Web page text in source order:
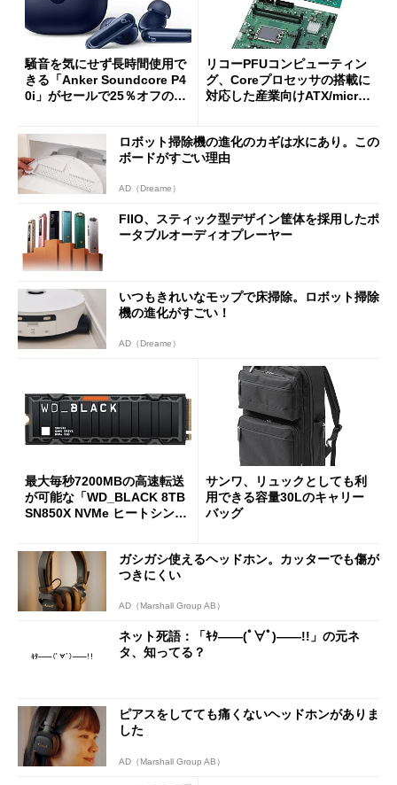
騒音を気にせず長時間使用で
きる「Anker Soundcore P4
0i」がセールで25％オフの59
リコーPFUコンピューティン
グ、Coreプロセッサの搭載に
対応した産業向けATX/micro
ロボット掃除機の進化のカギは水にあり。この
ボードがすごい理由
AD（Dreame）
FIIO、スティック型デザイン筐体を採用したポ
ータブルオーディオプレーヤー
いつもきれいなモップで床掃除。ロボット掃除
機の進化がすごい！
AD（Dreame）
最大毎秒7200MBの高速転送
が可能な「WD_BLACK 8TB
SN850X NVMe ヒートシンク
サンワ、リュックとしても利
用できる容量30Lのキャリー
バッグ
ガシガシ使えるヘッドホン。カッターでも傷が
つきにくい
AD（Marshall Group AB）
ネット死語：「ｷﾀ――(ﾟ∀ﾟ)――!!」の元ネ
タ、知ってる？
ピアスをしてても痛くないヘッドホンがありま
した
AD（Marshall Group AB）